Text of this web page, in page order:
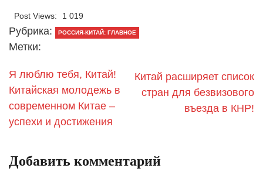
Post Views: 1 019
Рубрика: РОССИЯ-КИТАЙ: ГЛАВНОЕ
Метки:
Я люблю тебя, Китай!
Китайская молодежь в
современном Китае –
успехи и достижения
Китай расширяет список
стран для безвизового
въезда в КНР!
Добавить комментарий